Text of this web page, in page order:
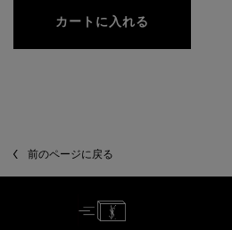
カートに入れる
前のページに戻る